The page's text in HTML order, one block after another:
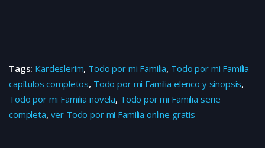
Tags: Kardeslerim, Todo por mi Familia, Todo por mi Familia
capítulos completos, Todo por mi Familia elenco y sinopsis,
Todo por mi Familia novela, Todo por mi Familia serie
completa, ver Todo por mi Familia online gratis